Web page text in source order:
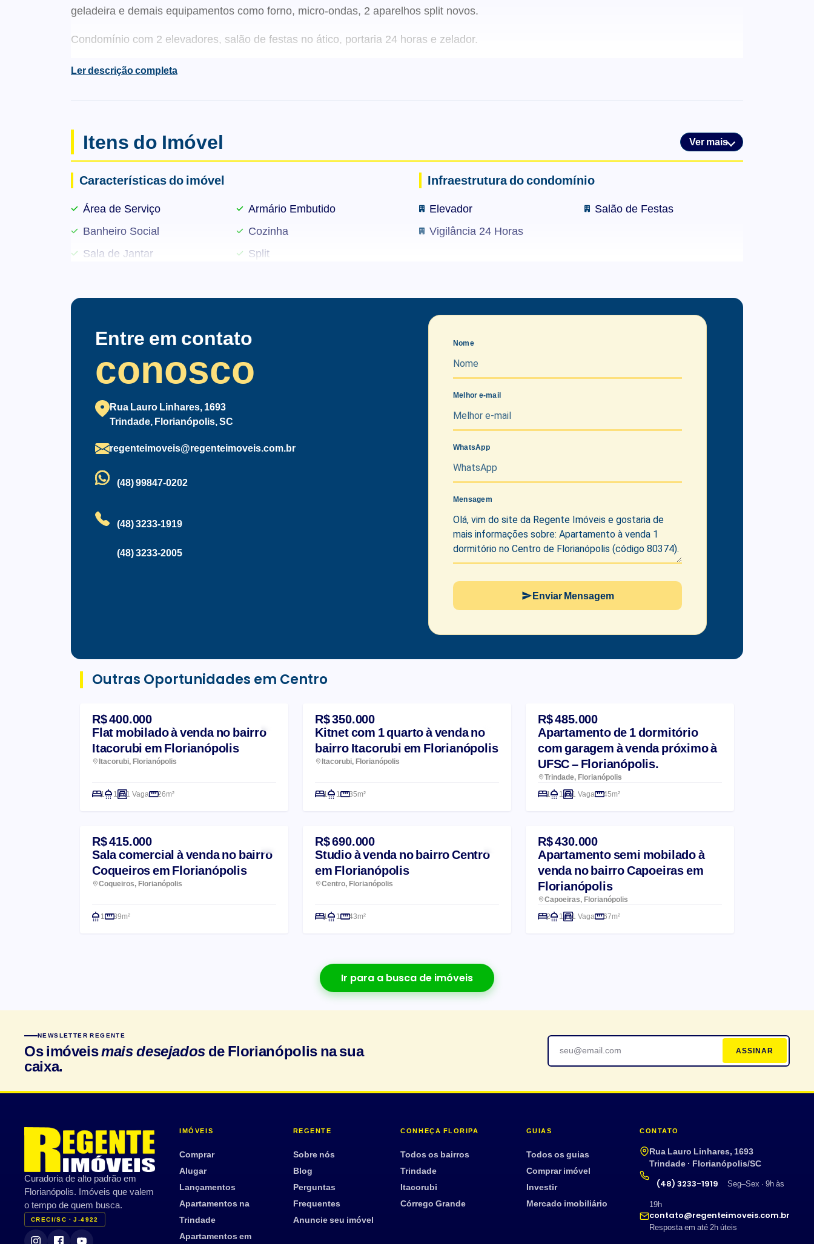
geladeira e demais equipamentos como forno, micro-ondas, 2 aparelhos split novos.
Condomínio com 2 elevadores, salão de festas no ático, portaria 24 horas e zelador.
Ler descrição completa
Itens do Imóvel Ver mais
Características do imóvel
Área de Serviço
Armário Embutido
Banheiro Social
Cozinha
Sala de Jantar
Split
Infraestrutura do condomínio
Elevador
Salão de Festas
Vigilância 24 Horas
Entre em contato
conosco
Rua Lauro Linhares, 1693
Trindade, Florianópolis, SC
regenteimoveis@regenteimoveis.com.br
(48) 99847-0202
(48) 3233-1919
(48) 3233-2005
Nome
Melhor e-mail
WhatsApp
Mensagem
Enviar Mensagem
Outras Oportunidades em Centro
R$ 400.000
Flat mobilado à venda no bairro
Itacorubi em Florianópolis
Itacorubi, Florianópolis
1 1 1 Vaga 26m²
R$ 350.000
Kitnet com 1 quarto à venda no
bairro Itacorubi em Florianópolis
Itacorubi, Florianópolis
1 1 35m²
R$ 485.000
Apartamento de 1 dormitório
com garagem à venda próximo à
UFSC – Florianópolis.
Trindade, Florianópolis
1
1 1 Vaga 45m²
R$ 415.000
Sala comercial à venda no bairro
Coqueiros em Florianópolis
Coqueiros, Florianópolis
1 39m²
R$ 690.000
Studio à venda no bairro Centro
em Florianópolis
Centro, Florianópolis
1 1 43m²
R$ 430.000
Apartamento semi mobilado à
venda no bairro Capoeiras em
Florianópolis
Capoeiras, Florianópolis
2
1 1 Vaga 67m²
Ir para a busca de imóveis
NEWSLETTER REGENTE
Os imóveismais desejadosde Florianópolis na sua
caixa.
ASSINAR
Curadoria de alto padrão em
Florianópolis. Imóveis que valem
o tempo de quem busca.
CRECI/SC · J-4922
IMÓVEIS
Comprar
Alugar
Lançamentos
Apartamentos na
Trindade
Apartamentos em
REGENTE
Sobre nós
Blog
Perguntas
Frequentes
Anuncie seu imóvel
CONHEÇA FLORIPA
Todos os bairros
Trindade
Itacorubi
Córrego Grande
GUIAS
Todos os guias
Comprar imóvel
Investir
Mercado imobiliário
CONTATO
Rua Lauro Linhares, 1693
Trindade · Florianópolis/SC
(48) 3233-1919
Seg–Sex · 9h às
19h
contato@regenteimoveis.com.br
Resposta em até 2h úteis